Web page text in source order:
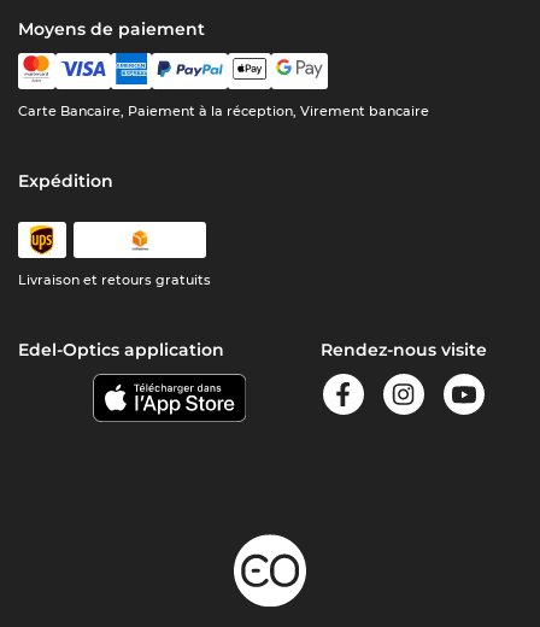
Moyens de paiement
Carte Bancaire, Paiement à la réception, Virement bancaire
Expédition
Livraison et retours gratuits
Edel-Optics application Rendez-nous visite